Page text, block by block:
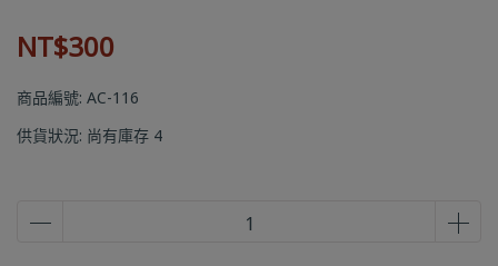
NT$300
商品編號: AC-116
供貨狀況: 尚有庫存 4